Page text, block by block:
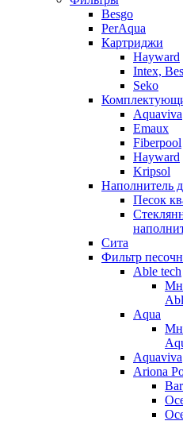
Besgo
PerAqua
Картриджи
Hayward
Intex,
Seko
Aquaviva
Emaux
Fiberpool
Hayward
Kripsol
Наполнитель
Песок
Сита
Фильтр
Able tech
Aqua
Aquaviva
Ariona